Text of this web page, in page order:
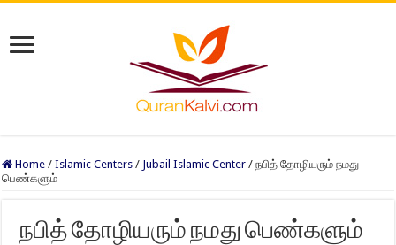
Home / Islamic Centers / Jubail Islamic Center / நபித் தோழியரும் நமது
பெண்களும்
நபித் தோழியரும் நமது பெண்களும்